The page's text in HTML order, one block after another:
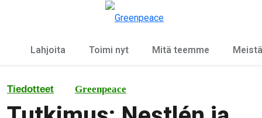
Lahjoita Toimi nyt Mitä teemme Meistä
Tiedotteet Greenpeace